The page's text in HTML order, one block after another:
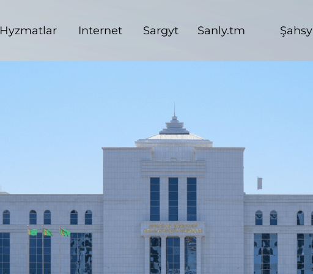
Hyzmatlar Internet Sargyt Sanly.tm